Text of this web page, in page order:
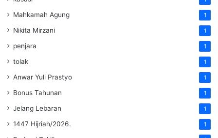
Mahkamah Agung 1
Nikita Mirzani 1
penjara 1
tolak 1
Anwar Yuli Prastyo 1
Bonus Tahunan 1
Jelang Lebaran 1
1447 Hijriah/2026. 1